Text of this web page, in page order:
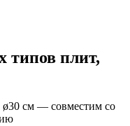
типов плит,
см — совместим со